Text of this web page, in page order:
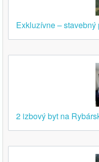
Exkluzívne –
2 izbový byt na